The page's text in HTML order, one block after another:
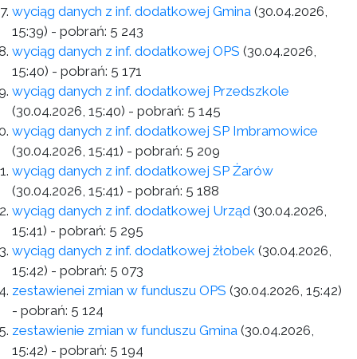
wyciąg danych z inf. dodatkowej Gmina (30.04.2026,
15:39) - pobrań: 5 243
wyciąg danych z inf. dodatkowej OPS (30.04.2026,
15:40) - pobrań: 5 171
wyciąg danych z inf. dodatkowej Przedszkole
(30.04.2026, 15:40) - pobrań: 5 145
wyciąg danych z inf. dodatkowej SP Imbramowice
(30.04.2026, 15:41) - pobrań: 5 209
wyciąg danych z inf. dodatkowej SP Żarów
(30.04.2026, 15:41) - pobrań: 5 188
wyciąg danych z inf. dodatkowej Urząd (30.04.2026,
15:41) - pobrań: 5 295
wyciąg danych z inf. dodatkowej żłobek (30.04.2026,
15:42) - pobrań: 5 073
zestawienei zmian w funduszu OPS (30.04.2026, 15:42)
- pobrań: 5 124
zestawienie zmian w funduszu Gmina (30.04.2026,
15:42) - pobrań: 5 194